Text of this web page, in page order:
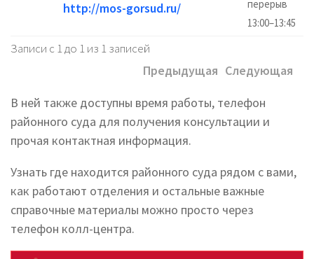
http://mos-gorsud.ru/
перерыв
13:00–13:45
Записи с 1 до 1 из 1 записей
Предыдущая Следующая
В ней также доступны время работы, телефон
районного суда для получения консультации и
прочая контактная информация.
Узнать где находится районного суда рядом с вами,
как работают отделения и остальные важные
справочные материалы можно просто через
телефон колл-центра.